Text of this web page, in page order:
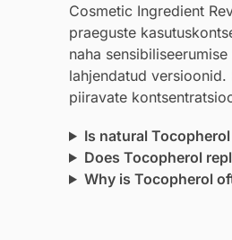
Cosmetic Ingredient
praeguste
naha
lahjendatud versioonid.
piiravate
Is natural
Does Tocopherol
Why is Tocopherol